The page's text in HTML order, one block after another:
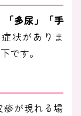
「多尿」「手
状がありま
です。
疹が現れる場